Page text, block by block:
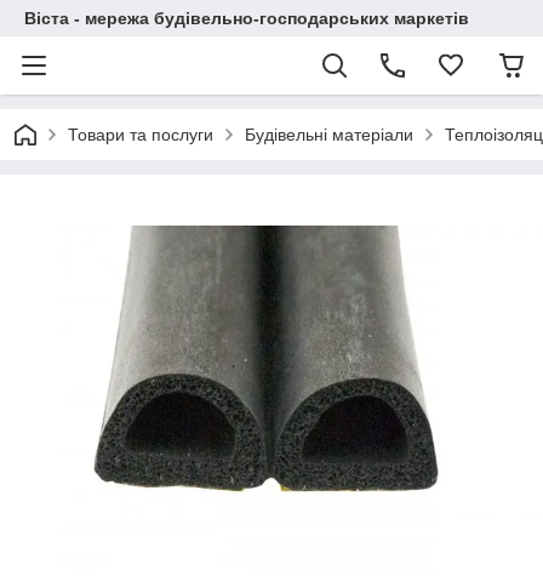
Віста - мережа будівельно-господарських маркетів
Товари та послуги Будівельні матеріали